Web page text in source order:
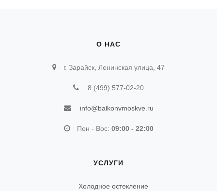
О НАС
г. Зарайск, Ленинская улица, 47
8 (499) 577-02-20
info@balkonvmoskve.ru
Пон - Вос: 09:00 - 22:00
УСЛУГИ
Холодное остекление